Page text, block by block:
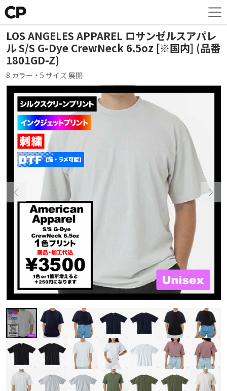
LOS ANGELES APPAREL ロサンゼルスアパレ
ル S/S G-Dye CrewNeck 6.5oz [※国内] (品番
1801GD-Z)
8 カラー・5 サイズ 展開